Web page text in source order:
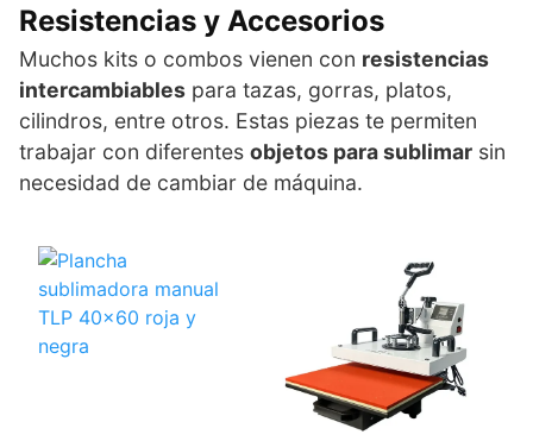
Resistencias y Accesorios
Muchos kits o combos vienen con resistencias
intercambiables para tazas, gorras, platos,
cilindros, entre otros. Estas piezas te permiten
trabajar con diferentes objetos para sublimar sin
necesidad de cambiar de máquina.